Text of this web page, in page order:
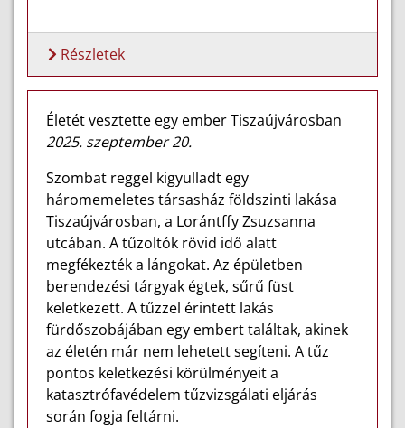
Részletek
Életét vesztette egy ember Tiszaújvárosban
2025. szeptember 20.
Szombat reggel kigyulladt egy
háromemeletes társasház földszinti lakása
Tiszaújvárosban, a Lorántffy Zsuzsanna
utcában. A tűzoltók rövid idő alatt
megfékezték a lángokat. Az épületben
berendezési tárgyak égtek, sűrű füst
keletkezett. A tűzzel érintett lakás
fürdőszobájában egy embert találtak, akinek
az életén már nem lehetett segíteni. A tűz
pontos keletkezési körülményeit a
katasztrófavédelem tűzvizsgálati eljárás
során fogja feltárni.